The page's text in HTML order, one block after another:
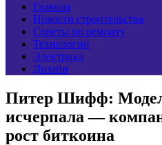
Главная
Новости строительства
Советы по ремонту
Технологии
Электрика
Дизайн
Питер Шифф:
исчерпала —
рост биткоина